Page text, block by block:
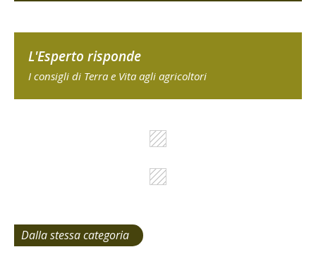
L'Esperto risponde
I consigli di Terra e Vita agli agricoltori
Dalla stessa categoria